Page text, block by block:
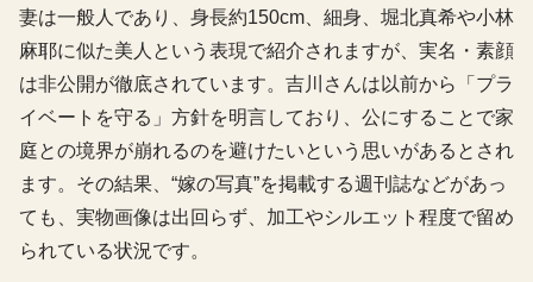
妻は一般人であり、身長約150cm、細身、堀北真希や小林
麻耶に似た美人という表現で紹介されますが、実名・素顔
は非公開が徹底されています。 吉川さんは以前から「プラ
イベートを守る」方針を明言しており、公にすることで家
庭との境界が崩れるのを避けたいという思いがあるとされ
ます。その結果、“嫁の写真”を掲載する週刊誌などがあっ
ても、実物画像は出回らず、加工やシルエット程度で留め
られている状況です。